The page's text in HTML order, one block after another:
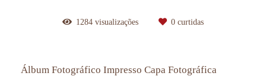
1284 visualizações 0 curtidas
Álbum Fotográfico Impresso Capa Fotográfica